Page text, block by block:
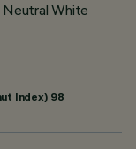
Neutral White
Index) 98